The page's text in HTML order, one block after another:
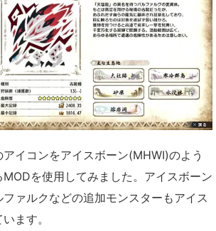
イコンをアイスボーン(MHWI)のよう
を使用してみました。アイスボーン
ァルクなどの追加モンスターもアイス
ます。